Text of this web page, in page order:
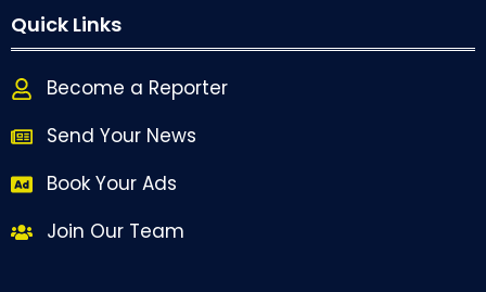
Quick Links
Become a Reporter
Send Your News
Book Your Ads
Join Our Team